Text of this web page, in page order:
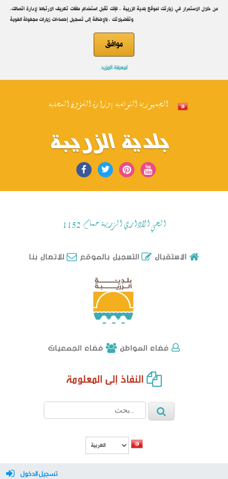
.من خلال الاستمرار في زيارتك لموقع بلدية الزريبة ، فإنك تقبل استخدام ملفات تعريف الارتباط لإدارة اتصالك
وتفضيلاتك ، بالإضافة إلى تسجيل إحصاءات زيارات مجهولة الهوية
موافق
لمعرفة المزيد
الجمهورية التونسية | وزارة الشؤون المحلية
بلدية الزريبة
الحي الاداري الزريبة حمام 1152
الاستقبال التسجيل بالموقع
فضاء المواطن
تسجيل الدخول